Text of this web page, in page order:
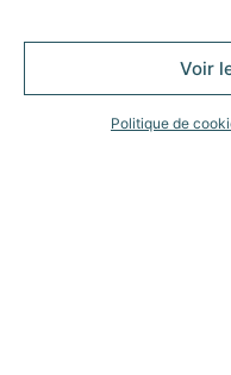
Voir
Politique de
Agence